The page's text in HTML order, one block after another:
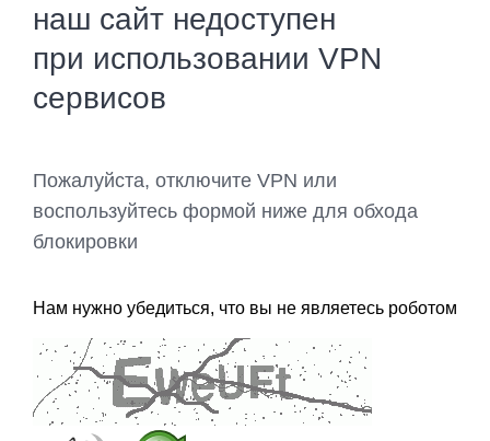
наш сайт недоступен
при использовании VPN
сервисов
Пожалуйста, отключите VPN или
воспользуйтесь формой ниже для обхода
блокировки
Нам нужно убедиться, что вы не являетесь роботом